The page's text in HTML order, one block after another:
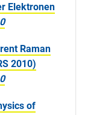
Elektronen
Raman
2010)
of